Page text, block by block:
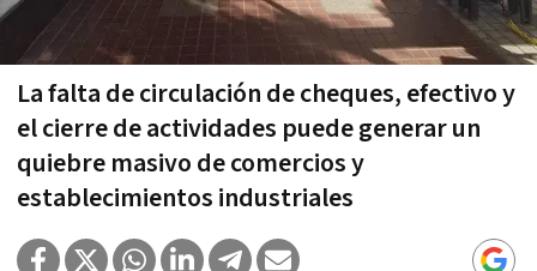
La falta de circulación de cheques, efectivo y
el cierre de actividades puede generar un
quiebre masivo de comercios y
establecimientos industriales